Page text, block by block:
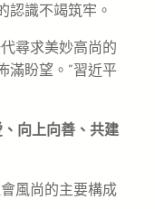
認識不竭筑牢。
尋求美妙高尚的
滿盼望。”習近平
向上向善、共建
風尚的主要構成